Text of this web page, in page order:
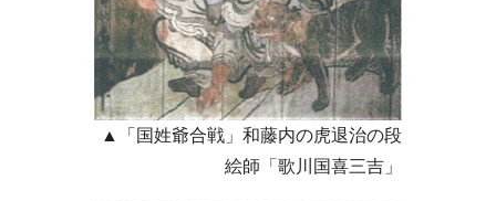
▲「国姓爺合戦」和藤内の虎退治の段
絵師「歌川国喜三吉」